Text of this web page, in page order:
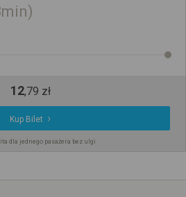
12,79 zł
Kup Bilet
dla jednego pasażera bez ulgi